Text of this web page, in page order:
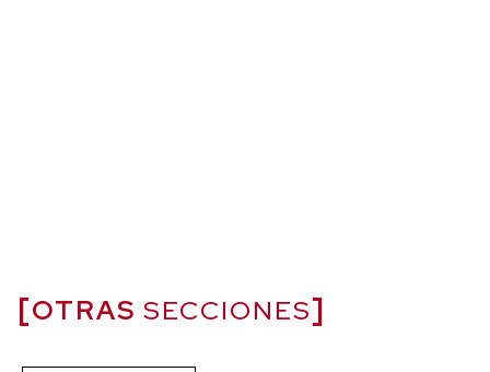
OTRAS SECCIONES